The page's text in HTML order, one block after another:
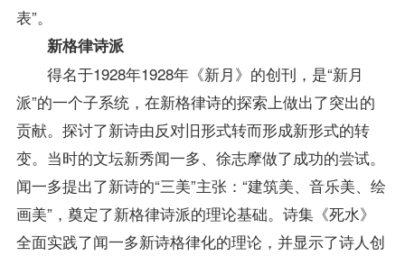
表”。
新格律诗派
得名于1928年1928年《新月》的创刊，是“新月
派”的一个子系统，在新格律诗的探索上做出了突出的
贡献。探讨了新诗由反对旧形式转而形成新形式的转
变。当时的文坛新秀闻一多、徐志摩做了成功的尝试。
闻一多提出了新诗的“三美”主张：“建筑美、音乐美、绘
画美”，奠定了新格律诗派的理论基础。诗集《死水》
全面实践了闻一多新诗格律化的理论，并显示了诗人创